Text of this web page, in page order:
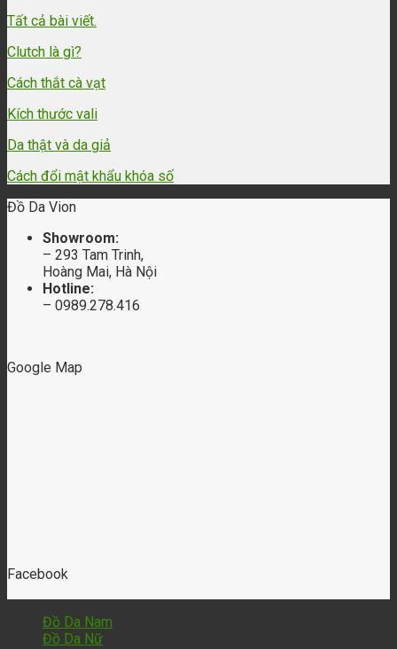
Tất cả bài viết.
Clutch là gì?
Cách thắt cà vạt
Kích thước vali
Da thật và da giả
Cách đổi mật khẩu khóa số
Đồ Da Vion
Showroom:
– 293 Tam Trinh,
Hoàng Mai, Hà Nội
Hotline:
– 0989.278.416
Google Map
Facebook
Đồ Da Nam
Đồ Da Nữ